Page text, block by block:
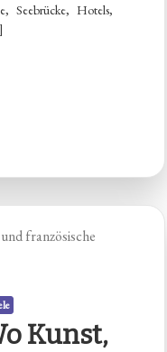
Seebrücke, Hotels,
Kunst,